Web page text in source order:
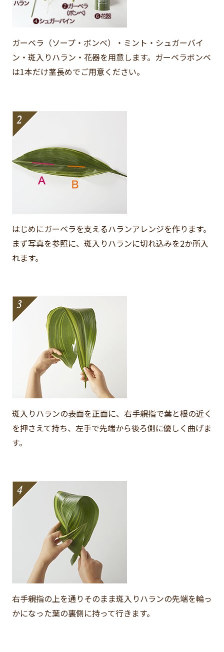
ガーベラ（ソープ・ボンベ）・ミント・シュガーバイ
ン・斑入りハラン・花器を用意します。ガーベラボンベ
は1本だけ茎長めでご用意ください。
はじめにガーベラを支えるハランアレンジを作ります。
まず写真を参照に、斑入りハランに切れ込みを2か所入
れます。
斑入りハランの表面を正面に、右手親指で葉と根の近く
を押さえて持ち、左手で先端から後ろ側に優しく曲げま
す。
右手親指の上を通りそのまま斑入りハランの先端を輪っ
かになった葉の裏側に持って行きます。